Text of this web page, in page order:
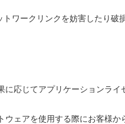
ワークリンクを妨害したり破
応じてアプリケーションライ
ェアを使用する際にお客様か